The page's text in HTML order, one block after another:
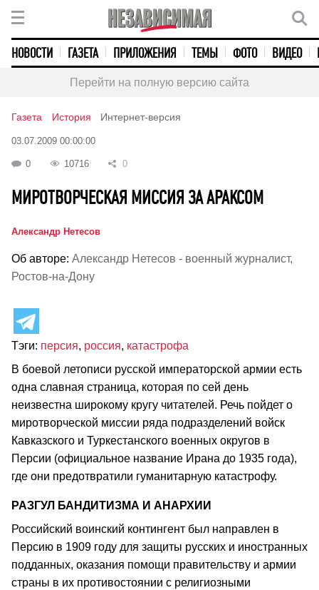
НОВОСТИ ГАЗЕТА ПРИЛОЖЕНИЯ ТЕМЫ ФОТО ВИДЕО
Перейти на полную версию сайта
Газета История Интернет-версия
03.07.2009 00:00:00
0 10716 0
МИРОТВОРЧЕСКАЯ МИССИЯ ЗА АРАКСОМ
Александр Нетесов
Об авторе: Александр Нетесов - военный журналист,
Ростов-на-Дону
Тэги: персия, россия, катастрофа
В боевой летописи русской императорской армии есть
одна славная страница, которая по сей день
неизвестна широкому кругу читателей. Речь пойдет о
миротворческой миссии ряда подразделений войск
Кавказского и Туркестанского военных округов в
Персии (официальное название Ирана до 1935 года),
где они предотвратили гуманитарную катастрофу.
РАЗГУЛ БАНДИТИЗМА И АНАРХИИ
Российский воинский контингент был направлен в
Персию в 1909 году для защиты русских и иностранных
подданных, оказания помощи правительству и армии
страны в их противостоянии с религиозными